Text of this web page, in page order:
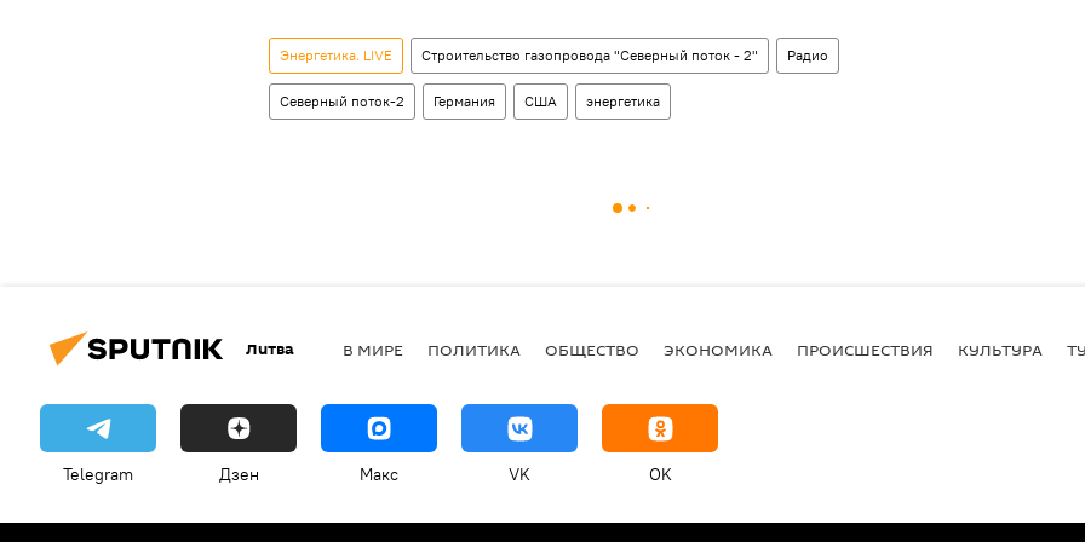
Энергетика. LIVE Строительство газопровода "Северный поток - 2" Радио
Северный поток-2 Германия США энергетика
Литва В МИРЕ ПОЛИТИКА ОБЩЕСТВО ЭКОНОМИКА ПРОИСШЕСТВИЯ КУЛЬТУРА
Telegram Дзен Макс VK OK